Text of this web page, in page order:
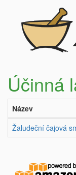
Účinná
Název
Žaludeční čajová